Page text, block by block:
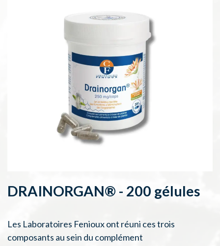
DRAINORGAN® - 200 gélules
Les Laboratoires Fenioux ont réuni ces trois
composants au sein du complément